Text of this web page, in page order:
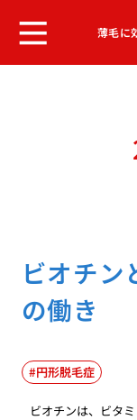
薄毛に
ビオチン
の働き
円形脱毛症
ビオチンは、ビタ